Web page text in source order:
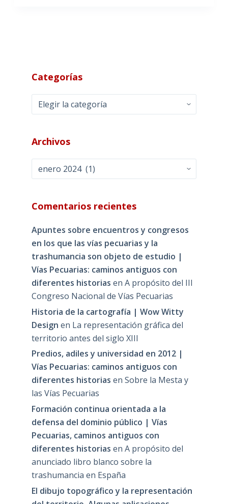
Categorías
Categorías
Archivos
Comentarios recientes
Apuntes sobre encuentros y congresos
en los que las vías pecuarias y la
trashumancia son objeto de estudio |
Vías Pecuarias: caminos antiguos con
diferentes historias en A propósito del III
Congreso Nacional de Vías Pecuarias
Historia de la cartografía | Wow Witty
Design en La representación gráfica del
territorio antes del siglo XIII
Predios, adiles y universidad en 2012 |
Vías Pecuarias: caminos antiguos con
diferentes historias en Sobre la Mesta y
las Vías Pecuarias
Formación continua orientada a la
defensa del dominio público | Vías
Pecuarias, caminos antiguos con
diferentes historias en A propósito del
anunciado libro blanco sobre la
trashumancia en España
El dibujo topográfico y la representación